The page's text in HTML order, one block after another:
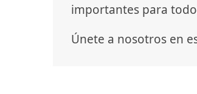
importantes para
Únete a nosotros en